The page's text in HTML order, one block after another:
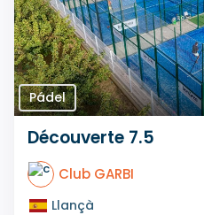
Pádel
Découverte 7.5
Club GARBI
Llançà